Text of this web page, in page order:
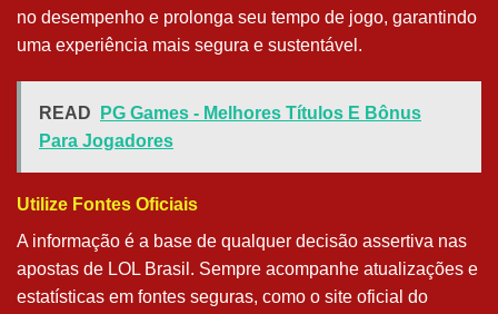
no desempenho e prolonga seu tempo de jogo, garantindo
uma experiência mais segura e sustentável.
READ
PG Games - Melhores Títulos E Bônus
Para Jogadores
Utilize Fontes Oficiais
A informação é a base de qualquer decisão assertiva nas
apostas de LOL Brasil. Sempre acompanhe atualizações e
estatísticas em fontes seguras, como o site oficial do